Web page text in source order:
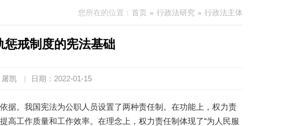
您所在的位置： 首页 行政法研究 行政法主体
惩戒制度的宪法基础
凯 | 日期：2022-01-15
据。我国宪法为公职人员设置了两种责任制。在功能上，权力责
高工作质量和工作效率。在理念上，权力责任制体现了“为人民服